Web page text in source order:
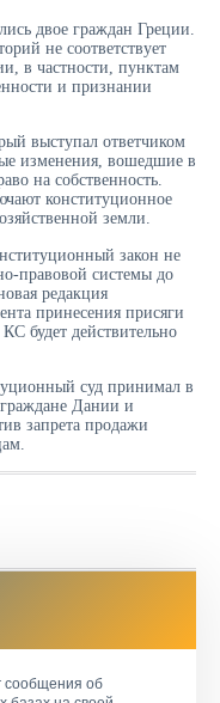
двое граждан Греции.
не соответствует
в частности, пунктам
и признании
выступал ответчиком
изменения, вошедшие в
на собственность.
конституционное
земли.
закон не
правовой системы до
редакция
принесения присяги
будет действительно
суд принимал в
Дании и
запрета продажи
сообщения об